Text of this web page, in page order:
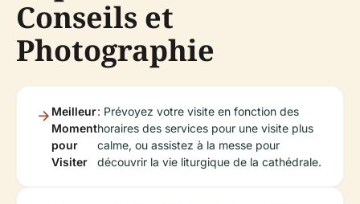
Conseils et
Photographie
Meilleur
Moment
pour
Visiter
: Prévoyez votre visite en fonction des
horaires des services pour une visite plus
calme, ou assistez à la messe pour
découvrir la vie liturgique de la cathédrale.